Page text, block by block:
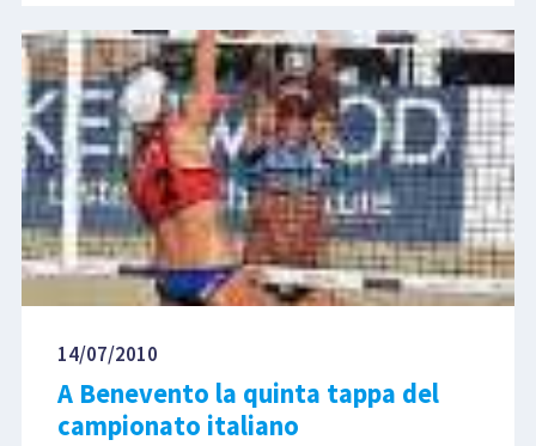
14/07/2010
A Benevento la quinta tappa del
campionato italiano